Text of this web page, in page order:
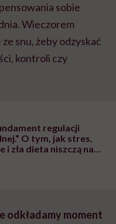
sobie
Wieczorem
snu, żeby odzyskać
kontroli czy
regulacji
O tym, jak stres,
i zła dieta niszczą nam
odkładamy moment